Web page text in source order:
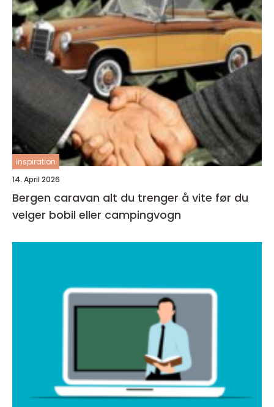
inspiration
14. April 2026
Bergen caravan alt du trenger å vite før du
velger bobil eller campingvogn